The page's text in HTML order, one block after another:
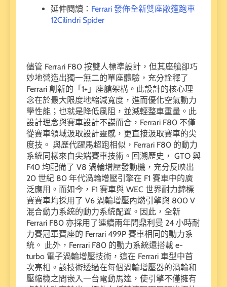
延伸閱讀： Ferrari 發佈全新雙座敞篷跑車
12Cilindri Spider
儘管 Ferrari F80 按雙人標準設計，但其座艙卻巧
妙地營造出獨一無二的單座體驗，充分詮釋了
Ferrari 創新的「1+」座艙架構。此設計的核心理
念在於最大限度地縮減寬度，進而優化空氣動力
學性能；也就是降低風阻，並減輕整車重量。此
設計理念與賽車設計不謀而合，Ferrari F80 不僅
從賽車領域汲取設計靈感，更直接汲取賽車的尖
度技。 與歷代躍馬超跑相似，Ferrari F80 的動力
系統同樣來自尖端賽車技術。回溯歷史， GTO 與
F40 均配備了 V8 渦輪增壓發動機，充分反映出
20 世紀 80 年代渦輪增壓引擎在 F1 賽車中的廣
泛應用。而如今，F1 賽車與 WEC 世界耐力錦標
賽賽車均採用了 V6 渦輪增壓內燃引擎與 800 V
混合動力系統的動力系統配置。因此，全新
Ferrari F80 亦採用了連續兩年問鼎利曼 24 小時耐
力賽冠軍寶座的 Ferrari 499P 賽車相同的動力系
統。 此外，Ferrari F80 的動力系統還搭載 e-
turbo 電子渦輪增壓技術，這在 Ferrari 車型中首
次亮相。該技術透過在每個渦輪增壓器的渦輪和
壓縮機之間嵌入一台電動馬達，使引擎不僅擁有